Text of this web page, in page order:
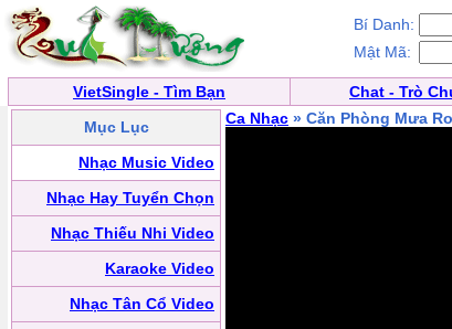
Bí Danh:
Mật Mã:
VietSingle - Tìm Bạn Chat - Trò
Mục Lục
Nhạc Music Video
Nhạc Hay Tuyển Chọn
Nhạc Thiếu Nhi Video
Karaoke Video
Nhạc Tân Cổ Video
Ca Nhạc » Căn Phòng Mưa